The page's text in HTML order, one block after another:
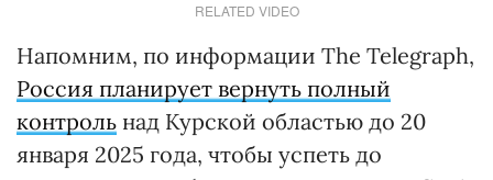
RELATED VIDEO
Напомним, по информации The Telegraph,
Россия планирует вернуть полный
контроль над Курской областью до 20
января 2025 года, чтобы успеть до